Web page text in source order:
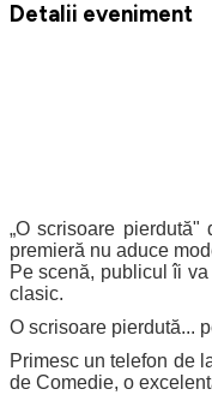
Detalii eveniment
O scrisoare pierdută"
premieră nu aduce
Pe scenă, publicul îi
clasic.
O scrisoare pierdută...
Primesc un telefon de
de Comedie, o